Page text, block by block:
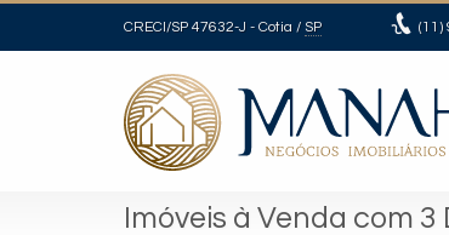
CRECI/SP 47632-J - Cotia / SP (11)
Imóveis à Venda com 3